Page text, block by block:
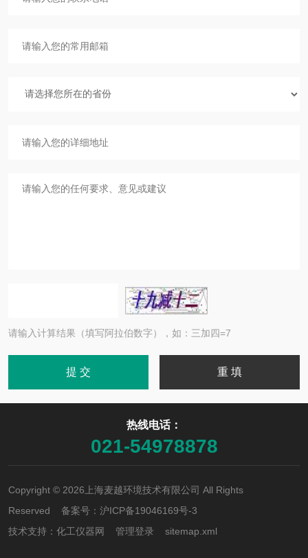
请输入计算结果（填写阿拉伯数字），如：三加四=7
热线电话：
021-54978878
Copyright © 2026上海麦越环境技术有限公司 All Rights
Reserved 备案号： 沪ICP备19046169号-3
技术支持： 化工仪器网 管理登录 sitemap.xml